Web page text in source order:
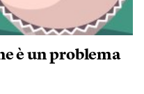
è un problema